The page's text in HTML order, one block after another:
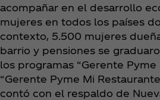
acompañar en el desarrollo
mujeres en todos los países
contexto, 5.500 mujeres
barrio y pensiones se
los programas “Gerente Pyme
“Gerente Pyme Mi
contó con el respaldo de